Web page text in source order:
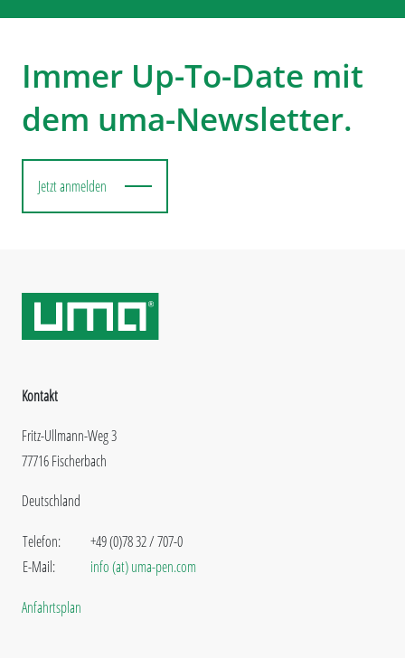
Immer Up-To-Date mit
dem uma-Newsletter.
Jetzt anmelden
Kontakt
Fritz-Ullmann-Weg 3
77716 Fischerbach
Deutschland
Telefon:
E-Mail:
+49 (0)78 32 / 707-0
info (at) uma-pen.com
Anfahrtsplan